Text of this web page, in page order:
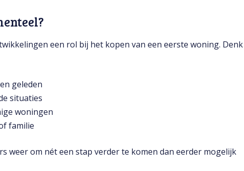
een rol bij het kopen van een eerste woning. Denk
geleden
situaties
woningen
familie
weer om nét een stap verder te komen dan eerder mogelijk